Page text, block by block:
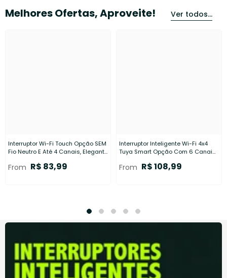
Melhores Ofertas, Aproveite! Ver todos...
Interruptor Wi-Fi Touch Opção SEM
Fio Neutro E Até 4 Canais, Elegante
Home
From R$ 83,99
Interruptor Inteligente Wi-Fi 4x4
Tuya Smart Opção Com 6 Canais,
Google Home
From R$ 108,99